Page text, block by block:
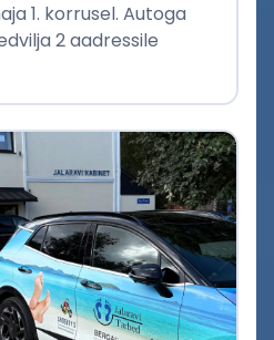
1. korrusel. Autoga
2 aadressile